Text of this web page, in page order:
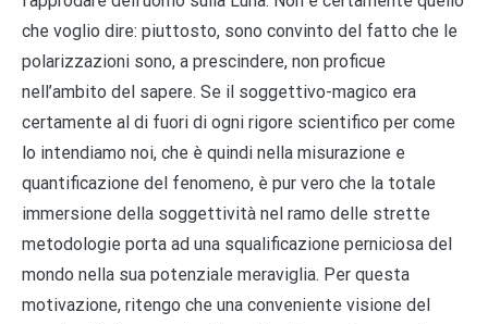
che voglio dire: piuttosto, sono convinto del fatto che le
polarizzazioni sono, a prescindere, non proficue
nell’ambito del sapere. Se il soggettivo-magico era
certamente al di fuori di ogni rigore scientifico per come
lo intendiamo noi, che è quindi nella misurazione e
quantificazione del fenomeno, è pur vero che la totale
immersione della soggettività nel ramo delle strette
metodologie porta ad una squalificazione perniciosa del
mondo nella sua potenziale meraviglia. Per questa
motivazione, ritengo che una conveniente visione del